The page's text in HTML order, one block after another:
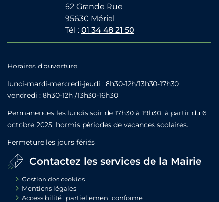
62 Grande Rue
95630 Mériel
Tél : 01 34 48 21 50
Horaires d'ouverture
lundi-mardi-mercredi-jeudi : 8h30-12h/13h30-17h30
vendredi : 8h30-12h /13h30-16h30
Permanences les lundis soir de 17h30 à 19h30, à partir du 6
octobre 2025, hormis périodes de vacances scolaires.
Fermeture les jours fériés
Contactez les services de la Mairie
Gestion des cookies
Mentions légales
Accessibilité : partiellement conforme